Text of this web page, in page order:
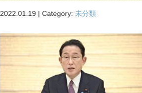
2022.01.19 | Category: 未分類